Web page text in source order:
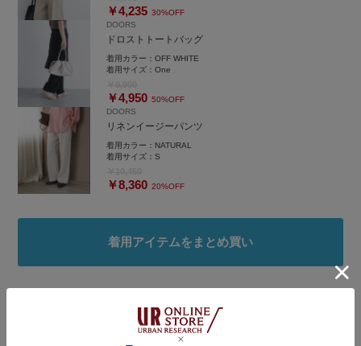
￥4,235 30%OFF
DOORS
ドロストトートバッグ
着用カラー：OFF WHITE
着用サイズ：One
￥4,950 50%OFF
DOORS
リネンイージーパンツ
着用カラー： NATURAL
着用サイズ：S
￥8,360 20%OFF
着用アイテムをまとめ買い
タグ